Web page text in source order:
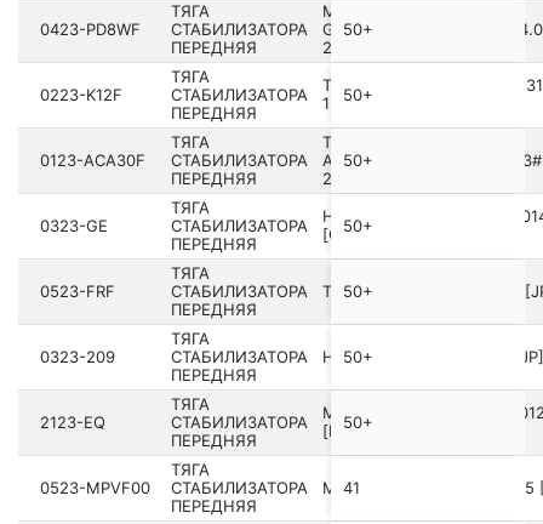
0423-PD8WF
ТЯГА
СТАБИЛИЗАТОРА
ПЕРЕДНЯЯ
MITSUBISHI DELICA SPACE
GEAR/CARGO PA-PF#
2006.12 [JPN]
50+
0223-K12F
ТЯГА
СТАБИЛИЗАТОРА
ПЕРЕДНЯЯ
TOYOTA YARIS (FRP)
13.05-2019.07 [US]
50+
0123-ACA30F
ТЯГА
СТАБИЛИЗАТОРА
ПЕРЕДНЯЯ
TOYOTA RAV4
ACA3#,ALA3#,GSA33,ZSA3#
2005.11-2012.12 [EU]
50+
0323-GE
ТЯГА
СТАБИЛИЗАТОРА
ПЕРЕДНЯЯ
HONDA JAZZ GE6 2009­-
[GN]50+
0523-FRF
ТЯГА
СТАБИЛИЗАТОРА
ПЕРЕДНЯЯ
TOYOTA 86 ZN6 2016­.08-
50+
0323-209
ТЯГА
СТАБИЛИЗАТОРА
ПЕРЕДНЯЯ
HONDA CIVIC FERIO EK4 [JP]
50+
2123-EQ
ТЯГА
СТАБИЛИЗАТОРА
ПЕРЕДНЯЯ
MAZDA BT-50 UN 2006-
[EU]50+
0523-MPVF00
ТЯГА
СТАБИЛИЗАТОРА
ПЕРЕДНЯЯ
MAZDA MPV LW 1999-2005
41